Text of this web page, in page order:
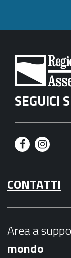
SEGUICI
F
c
e
I
s
t
CONTATTI
Area a
mondo